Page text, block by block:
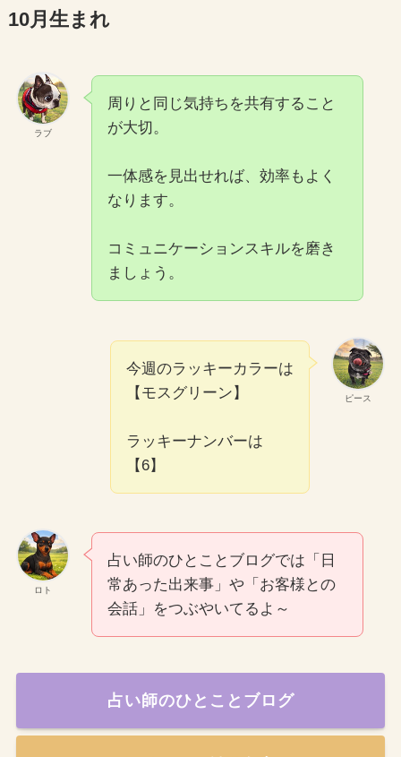
10月生まれ
ラブ
周りと同じ気持ちを共有すること
が大切。
一体感を見出せれば、効率もよく
なります。
コミュニケーションスキルを磨き
ましょう。
ピース
今週のラッキーカラーは
【モスグリーン】
ラッキーナンバーは
【6】
ロト
占い師のひとことブログでは「日
常あった出来事」や「お客様との
会話」をつぶやいてるよ～
占い師のひとことブログ